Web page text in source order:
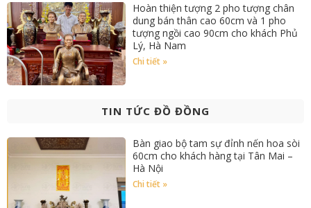
Hoàn thiện tượng 2 pho tượng chân
dung bán thân cao 60cm và 1 pho
tượng ngồi cao 90cm cho khách Phủ
Lý, Hà Nam
Chi tiết »
TIN TỨC ĐỒ ĐỒNG
Bàn giao bộ tam sự đỉnh nến hoa sòi
60cm cho khách hàng tại Tân Mai –
Hà Nội
Chi tiết »